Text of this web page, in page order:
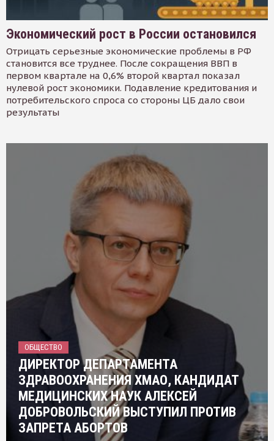
Экономический рост в России остановился
Отрицать серьезные экономические проблемы в РФ
становится все труднее. После сокращения ВВП в
первом квартале на 0,6% второй квартал показал
нулевой рост экономики. Подавление кредитования и
потребительского спроса со стороны ЦБ дало свои
результаты
ОБЩЕСТВО
ДИРЕКТОР ДЕПАРТАМЕНТА
ЗДРАВООХРАНЕНИЯ ХМАО, КАНДИДАТ
МЕДИЦИНСКИХ НАУК АЛЕКСЕЙ
ДОБРОВОЛЬСКИЙ ВЫСТУПИЛ ПРОТИВ
ЗАПРЕТА АБОРТОВ